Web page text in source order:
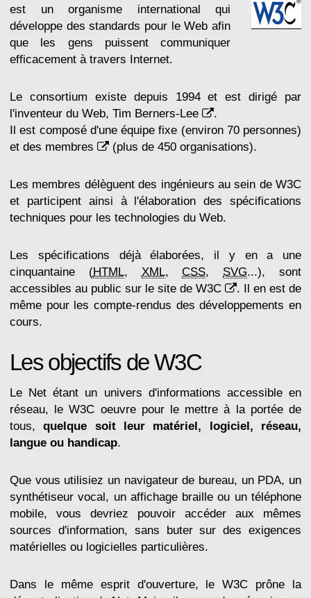
est un organisme international qui
développe des standards pour le Web afin
que les gens puissent communiquer
efficacement à travers Internet.
Le consortium existe depuis 1994 et est dirigé par
l'inventeur du Web, Tim Berners-Lee
.
Il est composé d'une équipe fixe (environ 70 personnes)
et des membres (plus de 450 organisations).
Les membres délèguent des ingénieurs au sein de W3C
et participent ainsi à l'élaboration des spécifications
techniques pour les technologies du Web.
Les spécifications déjà élaborées, il y en a une
cinquantaine (HTML, XML,CSS, SVG...), sont
accessibles au public sur le site de W3C
. Il en est de
même pour les compte-rendus des développements en
cours.
Les objectifs de W3C
Le Net étant un univers d'informations accessible en
réseau, le W3C oeuvre pour le mettre à la portée de
tous,quelque soit leur matériel, logiciel, réseau,
langue ou handicap.
Que vous utilisiez un navigateur de bureau, un PDA, un
synthétiseur vocal, un affichage braille ou un téléphone
mobile, vous devriez pouvoir accéder aux mêmes
sources d'information, sans buter sur des exigences
matérielles ou logicielles particulières.
Dans le même esprit d'ouverture, le W3C prône la